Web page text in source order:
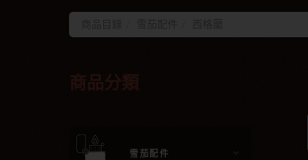
商品分類
雪茄配件